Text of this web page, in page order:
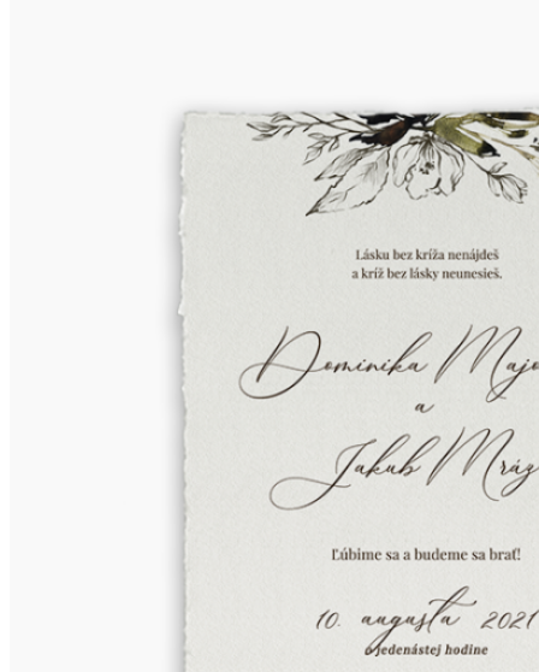
Obálky
Vnútorné vložky do obálky
Nálepky na obálky
Svadobné tlačoviny
Etikety na fĽaše
Zasadací poriadok
Iné tlačoviny
Pozvánky na jubileá
Vianočné pozdravy
poukazy
FAQ Page